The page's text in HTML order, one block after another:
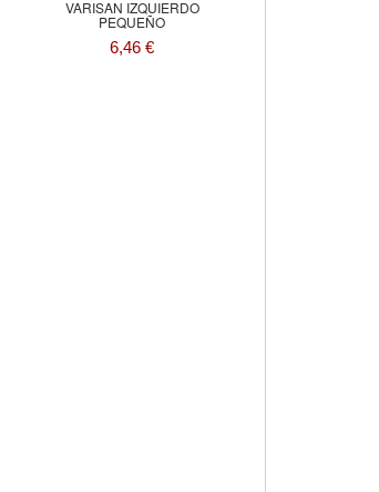
VARISAN IZQUIERDO
PEQUEÑO
6,46 €